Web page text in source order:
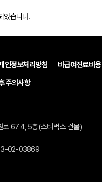
었습니다.
인정보처리방침
비급여진료비용
주의사항
로 67 4, 5층(스타벅스 건물)
02-03869